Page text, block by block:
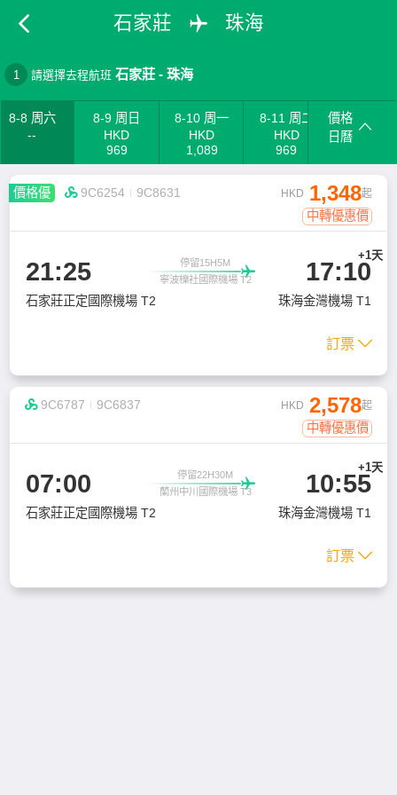
石家莊 珠海
1 請選擇去程航班 石家莊 -珠海
8-8 周六
--
8-9 周日
HKD
969
8-10 周一
HKD
1,089
8-11 周二
HKD
969
價格
日曆
價格優  9C6254 9C8631 HKD 1,348起
中轉優惠價
21:25 停留15H5M

寧波櫟社國際機場 T2 17:10
+1天
石家莊正定國際機場 T2 珠海金灣機場 T1
訂票 
 9C6787 9C6837 HKD 2,578起
中轉優惠價
07:00 停留22H30M

蘭州中川國際機場 T3 10:55
+1天
石家莊正定國際機場 T2 珠海金灣機場 T1
訂票 